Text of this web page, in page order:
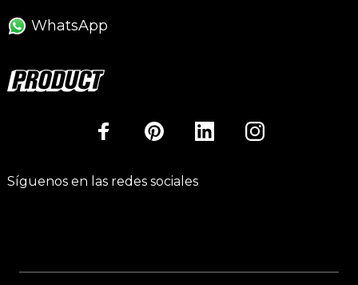
WhatsApp
Síguenos en las redes sociales